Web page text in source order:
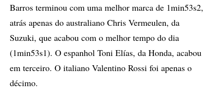
Barros terminou com uma melhor marca de 1min53s2,
atrás apenas do australiano Chris Vermeulen, da
Suzuki, que acabou com o melhor tempo do dia
(1min53s1). O espanhol Toni Elías, da Honda, acabou
em terceiro. O italiano Valentino Rossi foi apenas o
décimo.